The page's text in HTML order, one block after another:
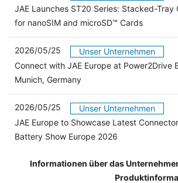
JAE Launches ST20 Series: Stacked-Tray
for nanoSIM and microSD™ Cards
2026/05/25
Unser Unternehmen
Connect with JAE Europe at Power2Drive
Munich, Germany
2026/05/25
Unser Unternehmen
JAE Europe to Showcase Latest
Battery Show Europe 2026
Informationen über das